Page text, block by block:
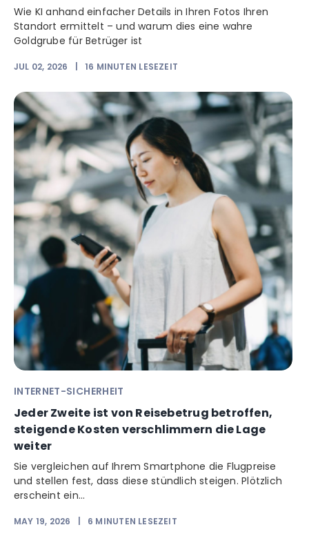
Wie KI anhand einfacher Details in Ihren Fotos Ihren
Standort ermittelt – und warum dies eine wahre
Goldgrube für Betrüger ist
JUL 02, 2026 |16 MINUTEN LESEZEIT
INTERNET-SICHERHEIT
Jeder Zweite ist von Reisebetrug betroffen,
steigende Kosten verschlimmern die Lage
weiter
Sie vergleichen auf Ihrem Smartphone die Flugpreise
und stellen fest, dass diese stündlich steigen. Plötzlich
erscheint ein...
MAY 19, 2026 6 MINUTEN LESEZEIT